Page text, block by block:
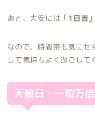
あと、大安には「1日吉
なので、時間帯も気にせ
して気持ちよく過ごして
天赦日・一粒万倍